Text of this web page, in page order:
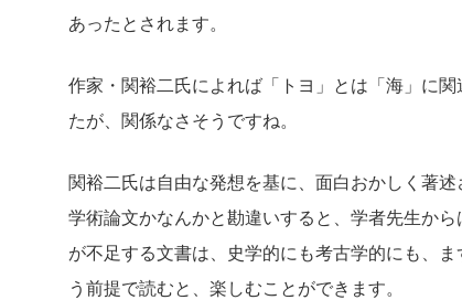
あったとされます。
作家・関裕二氏によれば「トヨ」とは「海」に
たが、関係なさそうですね。
関裕二氏は自由な発想を基に、面白おかしく著
学術論文かなんかと勘違いすると、学者先生か
が不足する文書は、史学的にも考古学的にも、
う前提で読むと、楽しむことができます。